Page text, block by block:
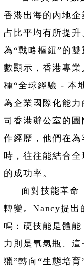
香港出海的內地
占比平均有所提
為“戰略樞紐”的
數顯示，香港專
種“全球經驗 - 本
為企業國際化能力
司香港辦公室的
作經歷，他們在
時，往往能結合
的成功率。
面對技能革命
轉變。Nancy提出
鳴：硬技能是體
力則是氧氣瓶。
獵”轉向“生態培